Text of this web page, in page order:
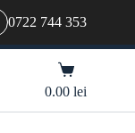
0722 744 353
Coș
de
cumpărături
0.00lei